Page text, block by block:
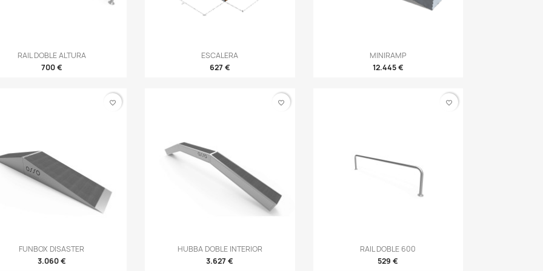
 Vista rápida
RAIL DOBLE ALTURA
700 €
Vista rápida
ESCALERA
627 €
Vista rápida
MINIRAMP
12.445 €
Vista rápida
FUNBOX DISASTER
3.060 €
favorite_border
Vista rápida
HUBBA DOBLE INTERIOR
3.627 €
favorite_border
Vista rápida
RAIL DOBLE 600
529 €
favorite_border